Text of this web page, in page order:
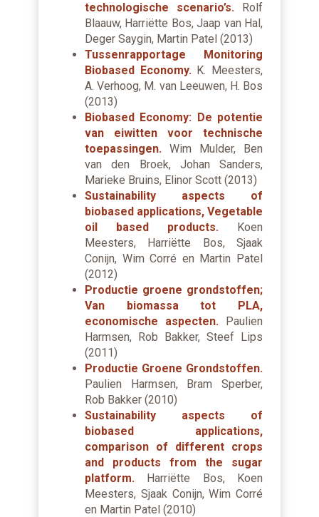
technologische scenario’s. Rolf
Blaauw, Harriëtte Bos, Jaap van Hal,
Deger Saygin, Martin Patel (2013)
Tussenrapportage Monitoring
Biobased Economy.K. Meesters,
A. Verhoog, M. van Leeuwen, H. Bos
(2013)
Biobased Economy: De potentie
van eiwitten voor technische
toepassingen. Wim Mulder, Ben
van den Broek, Johan Sanders,
Marieke Bruins, Elinor Scott (2013)
Sustainability aspects of
biobased applications, Vegetable
oil based products. Koen
Meesters, Harriëtte Bos, Sjaak
Conijn, Wim Corré en Martin Patel
(2012)
Productie groene grondstoffen;
Van biomassa tot PLA,
economische aspecten. Paulien
Harmsen, Rob Bakker, Steef Lips
(2011)
Productie Groene Grondstoffen.
Paulien Harmsen, Bram Sperber,
Rob Bakker (2010)
Sustainability aspects of
biobased applications,
comparison of different crops
and products from the sugar
platform. Harriëtte Bos, Koen
Meesters, Sjaak Conijn, Wim Corré
en Martin Patel (2010)